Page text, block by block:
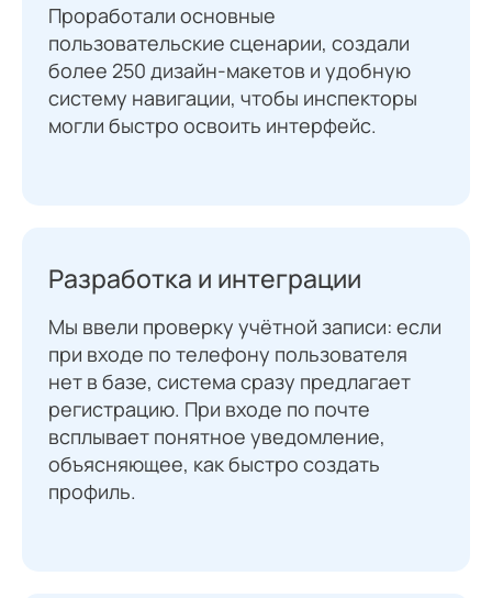
Проработали основные
пользовательские сценарии, создали
более 250 дизайн-макетов и удобную
систему навигации, чтобы инспекторы
могли быстро освоить интерфейс.
Разработка и интеграции
Мы ввели проверку учётной записи: если
при входе по телефону пользователя
нет в базе, система сразу предлагает
регистрацию. При входе по почте
всплывает понятное уведомление,
объясняющее, как быстро создать
профиль.